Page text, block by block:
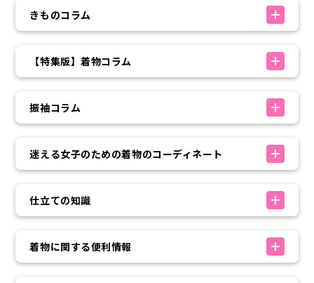
きものコラム
【特集版】着物コラム
振袖コラム
迷える女子のための着物のコーディネート
仕立ての知識
着物に関する便利情報